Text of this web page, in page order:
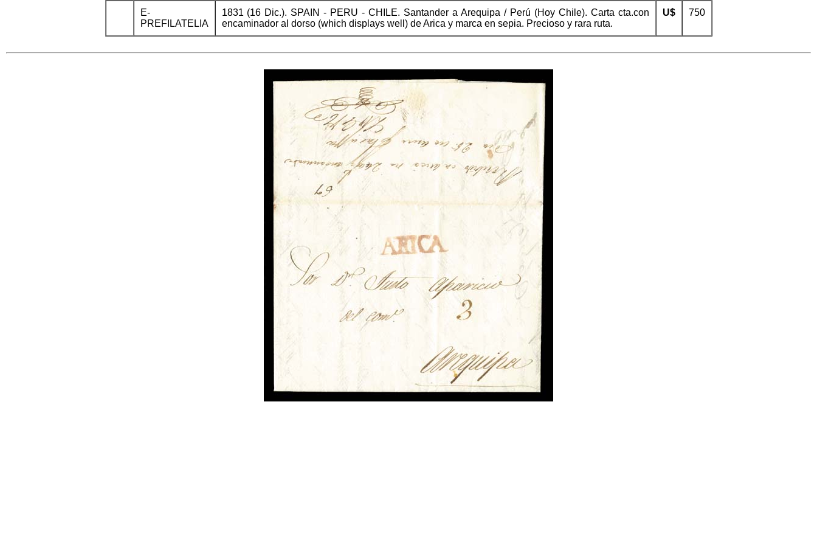
E-
PREFILATELIA
1831 (16 Dic.). SPAIN - PERU - CHILE. Santander a Arequipa / Perú (Hoy Chile). Carta cta.con
encaminador al dorso (which displays well) de Arica y marca en sepia. Precioso y rara ruta.
U$ 750